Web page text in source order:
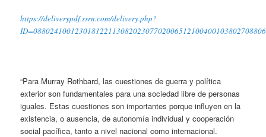
https://deliverypdf.ssrn.com/delivery.php?
“Para Murray Rothbard, las cuestiones de guerra y política
exterior son fundamentales para una sociedad libre de personas
iguales. Estas cuestiones son importantes porque influyen en la
existencia, o ausencia, de autonomía individual y cooperación
social pacífica, tanto a nivel nacional como internacional.